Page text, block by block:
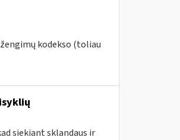
kodekso (toliau
siekiant sklandaus ir